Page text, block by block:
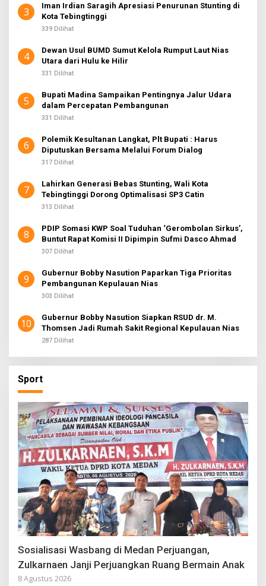
3
Iman Irdian Saragih Apresiasi Penurunan Stunting di
Kota Tebingtinggi
339 Dilihat
4
Dewan Usul BUMD Sumut Kelola Rumput Laut Nias
Utara dari Hulu ke Hilir
331 Dilihat
5
Bupati Madina Sampaikan Pentingnya Jalur Udara
dalam Percepatan Pembangunan
331 Dilihat
6
Polemik Kesultanan Langkat, Plt Bupati : Harus
Diputuskan Bersama Melalui Forum Dialog
317 Dilihat
7
Lahirkan Generasi Bebas Stunting, Wali Kota
Tebingtinggi Dorong Optimalisasi SP3 Catin
313 Dilihat
8
PDIP Somasi KWP Soal Tuduhan ‘Gerombolan Sirkus’,
Buntut Rapat Komisi II Dipimpin Sufmi Dasco Ahmad
307 Dilihat
9
Gubernur Bobby Nasution Paparkan Tiga Prioritas
Pembangunan Kepulauan Nias
303 Dilihat
10
Gubernur Bobby Nasution Siapkan RSUD dr. M.
Thomsen Jadi Rumah Sakit Regional Kepulauan Nias
287 Dilihat
Sport
Sosialisasi Wasbang di Medan Perjuangan,
Zulkarnaen Janji Perjuangkan Ruang Bermain Anak
8 Agustus 2026